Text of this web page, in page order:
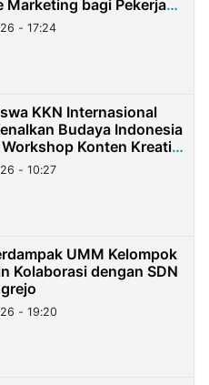
Marketing bagi Pekerja
di Taiwan
- 17:24
KKN Internasional
Budaya Indonesia
Konten Kreatif
- 10:27
UMM Kelompok
Kolaborasi dengan SDN
- 19:20